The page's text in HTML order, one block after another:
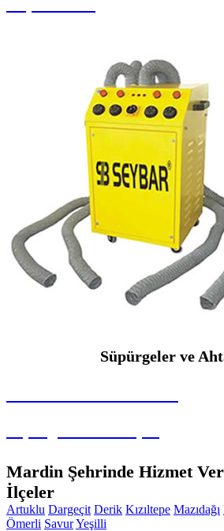
Süpürgeler ve
Mardin Şehrinde Hizmet
İlçeler
Artuklu Dargeçit Derik Kızıltepe Mazıdağı
Ömerli SavurYeşilli